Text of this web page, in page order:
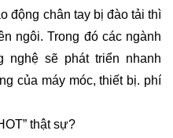
động chân tay bị đào tải thì
ngôi. Trong đó các ngành
nghệ sẽ phát triển nhanh
của máy móc, thiết bị. phí
thật sự?